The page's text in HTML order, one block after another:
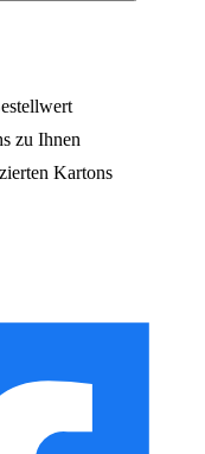
zu Ihnen
Kartons